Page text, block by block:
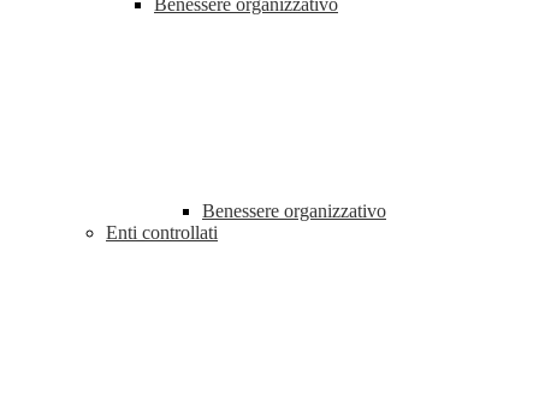
Benessere organizzativo
Benessere organizzativo
Enti controllati